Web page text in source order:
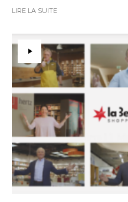
LIRE LA SUITE